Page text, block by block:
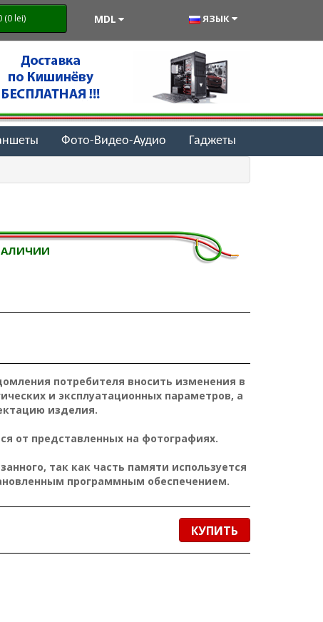
(0 lei) MDL ЯЗЫК
Фото-Видео-Аудио Гаджеты
потребителя вносить изменения в
и эксплуатационных параметров, а
изделия.
от представленных на фотографиях.
так как часть памяти используется
программным обеспечением.
КУПИТЬ